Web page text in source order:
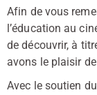
Afin de vous
l’éducation au
de découvrir, à
avons le plaisir
Avec le soutien